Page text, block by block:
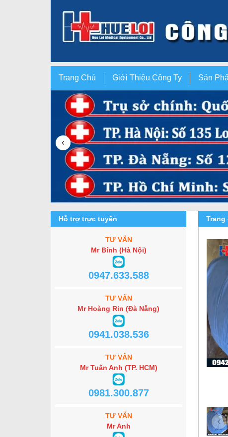
Trang Chủ Giới Thiệu Công Ty Sản
Hỗ trợ trực tuyến
TƯ VẤN
Mr Bính (Hà Nội)
0947.633.588
TƯ VẤN
Mr Hoàng Rin (Đà Nẵng)
0941.038.536
TƯ VẤN
Mr Tuấn Anh (TP. HCM)
0981.300.877
TƯ VẤN
Mr Anh